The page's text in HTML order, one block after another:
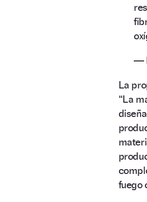
—
La
“La
fuego